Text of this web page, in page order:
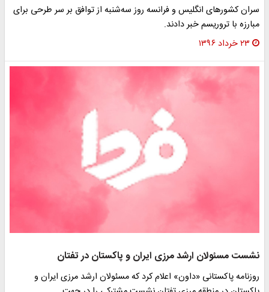
سران کشورهای انگلیس و فرانسه روز سه‌شنبه از توافق بر سر طرحی برای
مبارزه با تروریسم خبر دادند.
۲۳ خرداد ۱۳۹۶
نشست مسئولان ارشد مرزی ایران و پاکستان در تفتان
روزنامه پاکستانی «داون» اعلام کرد که مسئولان ارشد مرزی ایران و